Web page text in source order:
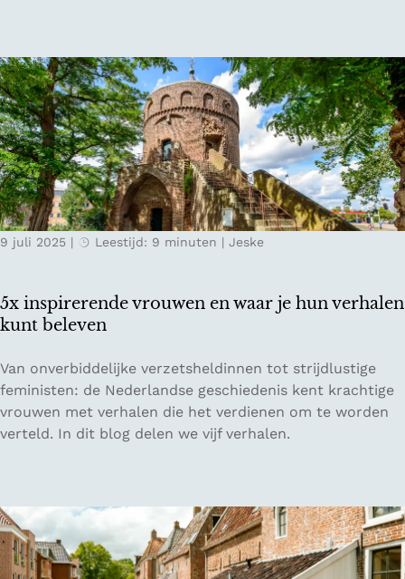
o
o
r
d
e
D
o
n
a
u
a
l
e
i
e
s
t
a
u
r
a
n
t
n
B
u
s
s
e
5x inspirerende vrouwen en waar je hun verhalen
kunt beleven
9 juli 2025 | Leestijd: 9 minuten | Jeske
5
x
i
n
r
e
r
Van onverbiddelijke verzetsheldinnen tot strijdlustige
feministen: de Nederlandse geschiedenis kent krachtige
vrouwen met verhalen die het verdienen om te worden
verteld. In dit blog delen we vijf verhalen.